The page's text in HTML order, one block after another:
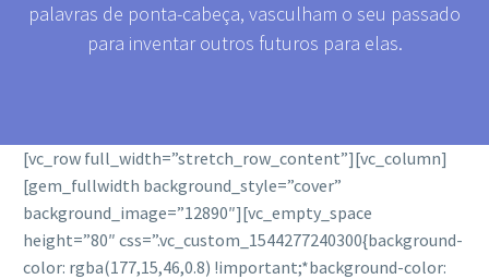
palavras de ponta-cabeça, vasculham o seu passado
para inventar outros futuros para elas.
[vc_row full_width=”stretch_row_content”][vc_column]
[gem_fullwidth background_style=”cover”
background_image=”12890″][vc_empty_space
height=”80″ css=”.vc_custom_1544277240300{background-
color: rgba(177,15,46,0.8) !important;*background-color: